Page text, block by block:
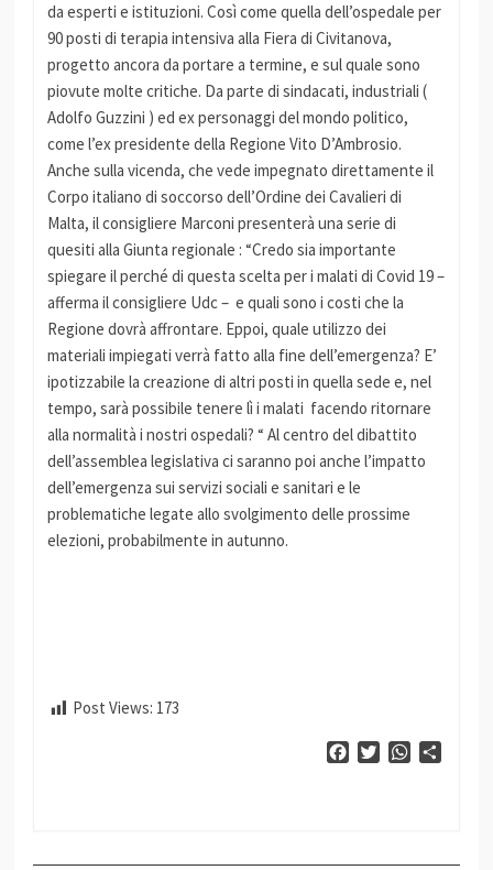
da esperti e istituzioni. Così come quella dell’ospedale per
90 posti di terapia intensiva alla Fiera di Civitanova,
progetto ancora da portare a termine, e sul quale sono
piovute molte critiche. Da parte di sindacati, industriali (
Adolfo Guzzini ) ed ex personaggi del mondo politico,
come l’ex presidente della Regione Vito D’Ambrosio.
Anche sulla vicenda, che vede impegnato direttamente il
Corpo italiano di soccorso dell’Ordine dei Cavalieri di
Malta, il consigliere Marconi presenterà una serie di
quesiti alla Giunta regionale : “Credo sia importante
spiegare il perché di questa scelta per i malati di Covid 19 –
afferma il consigliere Udc – e quali sono i costi che la
Regione dovrà affrontare. Eppoi, quale utilizzo dei
materiali impiegati verrà fatto alla fine dell’emergenza? E’
ipotizzabile la creazione di altri posti in quella sede e, nel
tempo, sarà possibile tenere lì i malati facendo ritornare
alla normalità i nostri ospedali? “ Al centro del dibattito
dell’assemblea legislativa ci saranno poi anche l’impatto
dell’emergenza sui servizi sociali e sanitari e le
problematiche legate allo svolgimento delle prossime
elezioni, probabilmente in autunno.
Post Views: 173
FacebookTwitterWhatsApp